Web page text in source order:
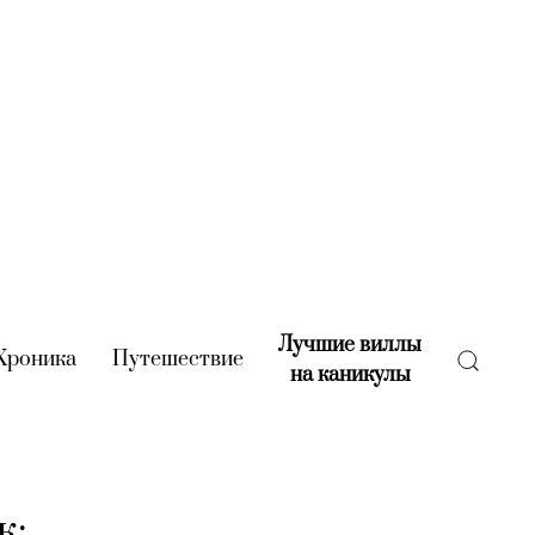
(current)
Путешествие(current)
Лучшие виллы
на каникулы(current)